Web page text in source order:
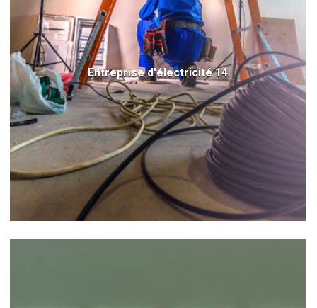
Entreprise d'électricité 14